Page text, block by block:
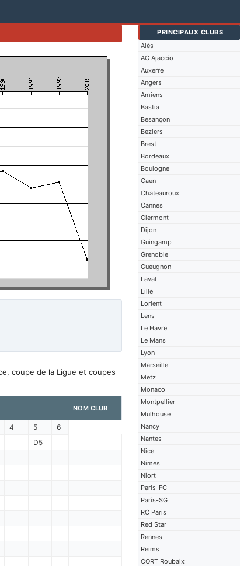
PRINCIPAUX CLUBS
Alès
AC Ajaccio
Auxerre
Angers
Amiens
Bastia
Besançon
Beziers
Brest
Bordeaux
Boulogne
Caen
Chateauroux
Cannes
Clermont
Dijon
Guingamp
Grenoble
Gueugnon
Laval
Lille
Lorient
Lens
Le Havre
Le Mans
Lyon
Marseille
Metz
Monaco
Montpellier
Mulhouse
Nancy
Nantes
Nice
Nimes
Niort
Paris-FC
Paris-SG
RC Paris
Red Star
Rennes
Reims
CORT Roubaix
coupe de la Ligue et coupes
NOM CLUB
4 5
6
D5